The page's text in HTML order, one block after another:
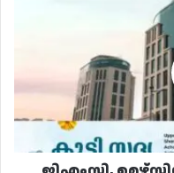
കാറുകൾ
തിരിച്ചുവിളിച്ച്
വാണിജ്യ
വ്യവസായ
മന്ത്രാലയം